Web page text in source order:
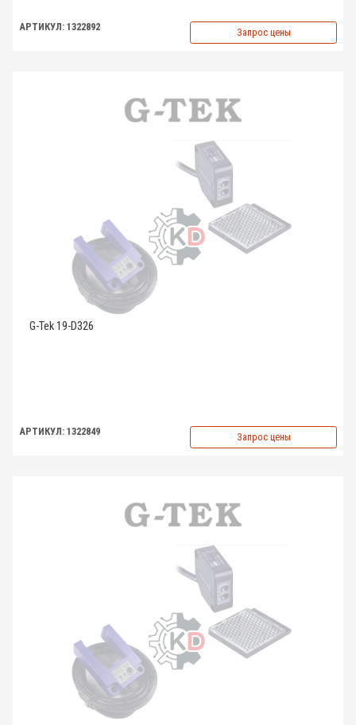
АРТИКУЛ: 1322892 Запрос цены
G-Tek 19-D326
АРТИКУЛ: 1322849 Запрос цены